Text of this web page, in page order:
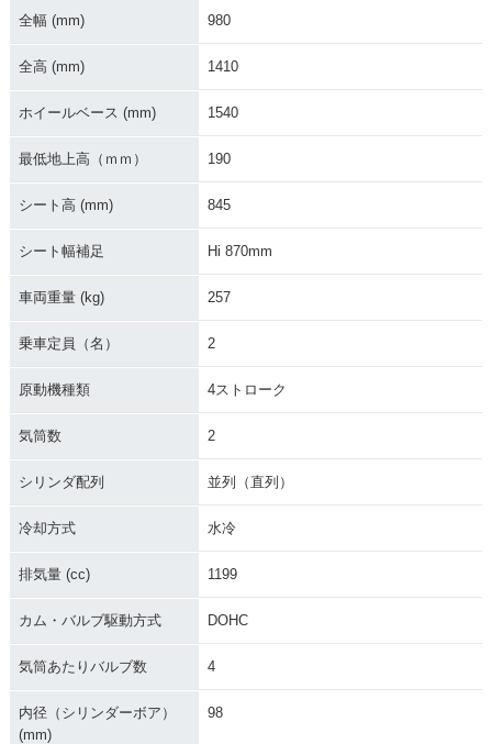
2010年 XT1200Z S
場
全幅 (mm) 980
全高 (mm) 1410
ホイールベース (mm) 1540
最低地上高（ｍｍ） 190
シート高 (mm) 845
シート幅補足 Hi 870mm
車両重量 (kg) 257
乗車定員（名） 2
原動機種類 4ストローク
気筒数 2
シリンダ配列 並列（直列）
冷却方式 水冷
排気量 (cc) 1199
カム・バルブ駆動方式 DOHC
気筒あたりバルブ数 4
内径（シリンダーボア）
(mm)
98